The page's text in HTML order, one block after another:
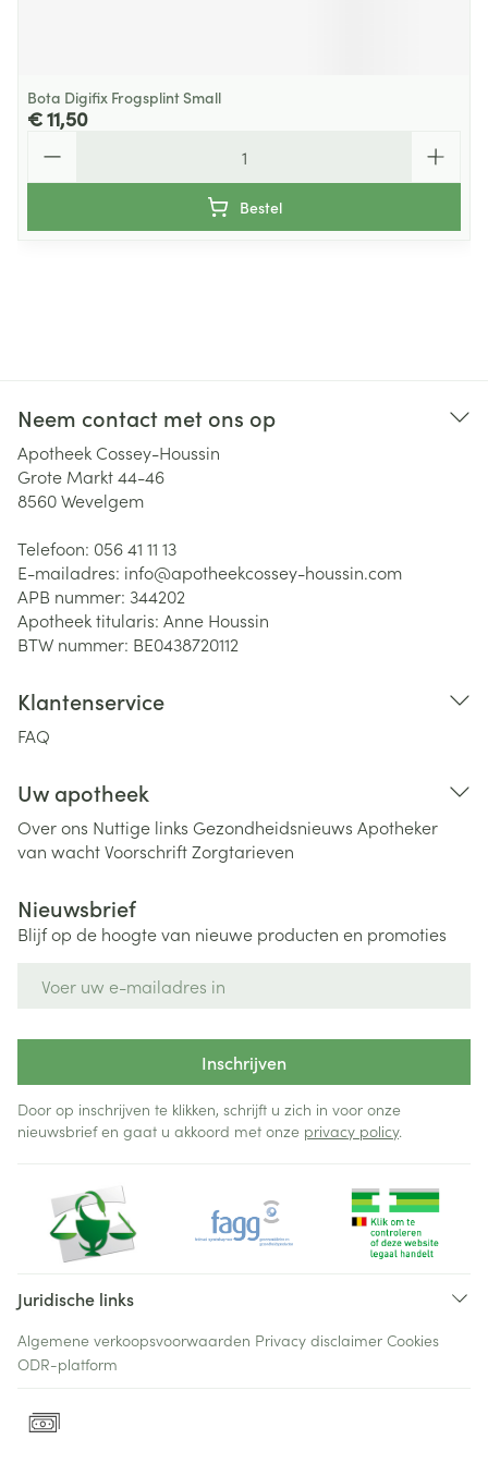
Bota Digifix Frogsplint Small
€ 11,50
Bestel
Neem contact met ons op
Apotheek Cossey-Houssin
Grote Markt 44-46
8560Wevelgem
Telefoon: 056 41 11 13
E-mailadres: info@apotheekcossey-houssin.com
APB nummer: 344202
Apotheek titularis: Anne Houssin
BTW nummer: BE0438720112
Klantenservice
FAQ
Uw apotheek
Over ons Nuttige links Gezondheidsnieuws Apotheker
van wachtVoorschriftZorgtarieven
Nieuwsbrief
Blijf op de hoogte van nieuwe producten en promoties
Inschrijven
Door op inschrijven te klikken, schrijft u zich in voor onze
nieuwsbrief en gaat u akkoord met onze privacy policy.
Juridische links
Algemene verkoopsvoorwaarden Privacy disclaimer Cookies
ODR-platform